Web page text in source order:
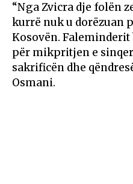
“Nga Zvicra dje folën
kurrë nuk u dorëzuan
Kosovën.
për mikpritjen e
sakrificën dhe
Osmani.